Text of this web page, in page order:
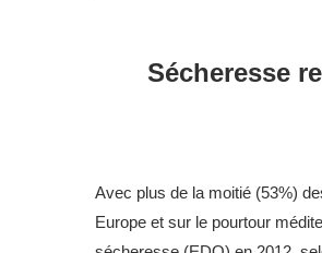
Sécheresse
Avec plus de la moitié (53%)
Europe et sur le pourtour